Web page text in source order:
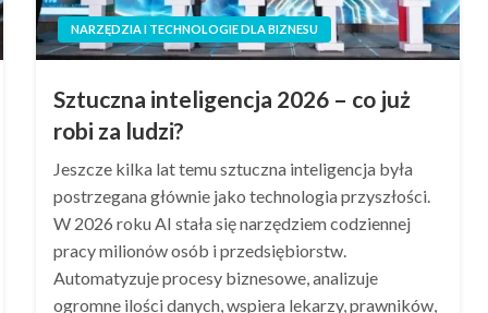
NARZĘDZIA I TECHNOLOGIE DLA BIZNESU
Sztuczna inteligencja 2026 – co już
robi za ludzi?
Jeszcze kilka lat temu sztuczna inteligencja była
postrzegana głównie jako technologia przyszłości.
W 2026 roku AI stała się narzędziem codziennej
pracy milionów osób i przedsiębiorstw.
Automatyzuje procesy biznesowe, analizuje
ogromne ilości danych, wspiera lekarzy, prawników,